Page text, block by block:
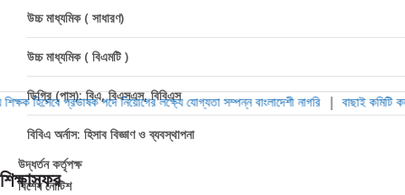
উচ্চ মাধ্যমিক ( সাধারণ)
উচ্চ মাধ্যমিক ( বিএমটি )
ডিগ্রি (পাস): বিএ, বিএসএস, বিবিএস
বিবিএ অর্নাস: হিসাব বিজ্ঞাণ ও ব্যবস্থাপনা
উদ্ধর্তন কর্তৃপক্ষ
বিশেষ নোটিশ
হিসেবে প্রভাষক পদে নিয়োগের লক্ষ্যে যোগ্যতা সম্পন্ন বাংলাদেশী নাগরি|বাছাই কমিটি
শিক্ষাসফর